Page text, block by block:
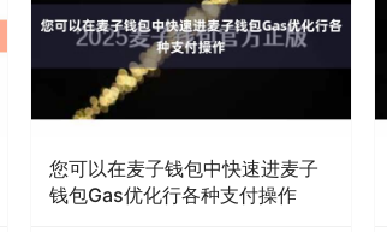
您可以在麦子钱包中快速进麦子
钱包Gas优化行各种支付操作